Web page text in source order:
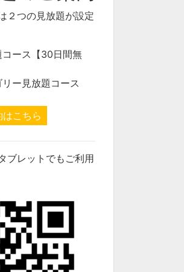
２つの見放題が設定
ース【30日間無
ー見放題コース
はこちら
ブレットでもご利用